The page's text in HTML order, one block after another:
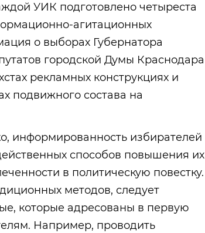
УИК подготовлено четыреста
агитационных
о выборах Губернатора
городской Думы Краснодара
рекламных конструкциях и
подвижного состава на
информированность избирателей
способов повышения их
в политическую повестку.
методов, следует
которые адресованы в первую
Например, проводить